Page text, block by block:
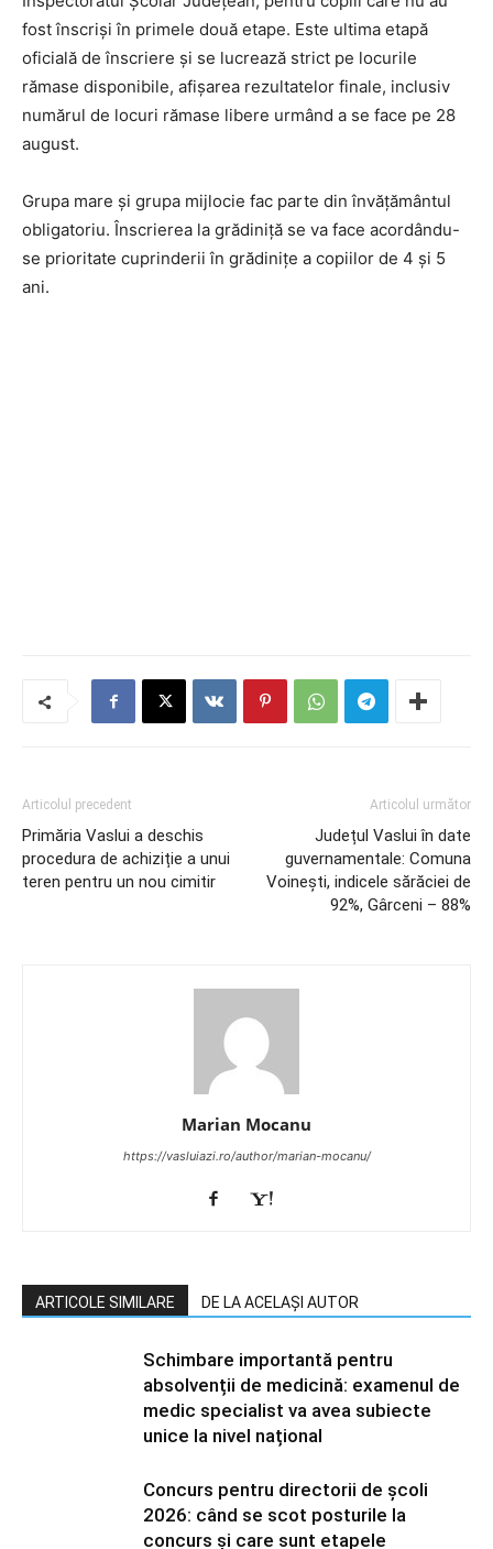
fost înscriși în primele două etape. Este ultima etapă
oficială de înscriere și se lucrează strict pe locurile
rămase disponibile, afișarea rezultatelor finale, inclusiv
numărul de locuri rămase libere urmând a se face pe 28
august.
Grupa mare și grupa mijlocie fac parte din învățământul
obligatoriu. Înscrierea la grădiniță se va face acordându-
se prioritate cuprinderii în grădinițe a copiilor de 4 și 5
ani.
Articolul precedent
Primăria Vaslui a deschis
procedura de achiziție a unui
teren pentru un nou cimitir
Articolul următor
Județul Vaslui în date
guvernamentale: Comuna
Voinești, indicele sărăciei de
92%, Gârceni – 88%
Marian Mocanu
https://vasluiazi.ro/author/marian-mocanu/
ARTICOLE SIMILARE DE LA ACELAȘI AUTOR
Schimbare importantă pentru
absolvenții de medicină: examenul de
medic specialist va avea subiecte
unice la nivel național
Concurs pentru directorii de școli
2026: când se scot posturile la
concurs și care sunt etapele